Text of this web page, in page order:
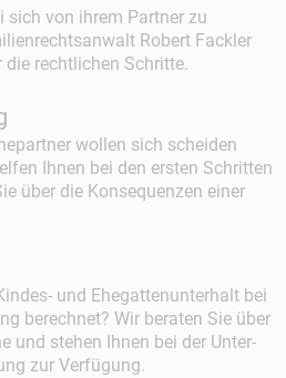
sich von ihrem Partner zu
Robert Fackler
die rechtlichen Schritte.
wollen sich scheiden
Ihnen bei den ersten Schritten
über die Konsequenzen einer
und Ehegattenunterhalt bei
berechnet? Wir beraten Sie über
und stehen Ihnen bei der Unter­
zur Verfügung.